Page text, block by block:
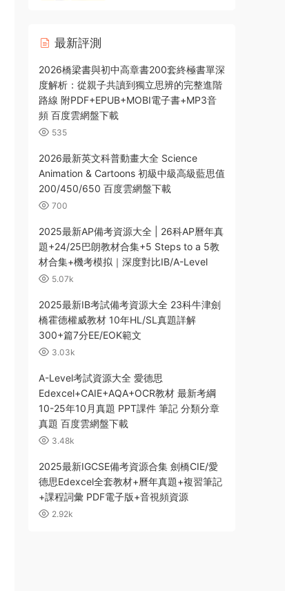
最新評測
2026橋梁書與初中高章書200套終極書單深
度解析：從親子共讀到獨立思辨的完整進階
路線 附PDF+EPUB+MOBI電子書+MP3音
頻 百度雲網盤下載
535
2026最新英文科普動畫大全 Science
Animation & Cartoons 初級中級高級藍思值
200/450/650 百度雲網盤下載
700
2025最新AP備考資源大全 | 26科AP曆年真
題+24/25巴朗教材合集+5 Steps to a 5教
材合集+機考模拟｜深度對比IB/A-Level
5.07k
2025最新IB考試備考資源大全 23科牛津劍
橋霍德權威教材 10年HL/SL真題詳解
300+篇7分EE/EOK範文
3.03k
A-Level考試資源大全 愛德思
Edexcel+CAIE+AQA+OCR教材 最新考綱
10-25年10月真題 PPT課件 筆記 分類分章
真題 百度雲網盤下載
3.48k
2025最新IGCSE備考資源合集 劍橋CIE/愛
德思Edexcel全套教材+曆年真題+複習筆記
+課程詞彙 PDF電子版+音視頻資源
2.92k